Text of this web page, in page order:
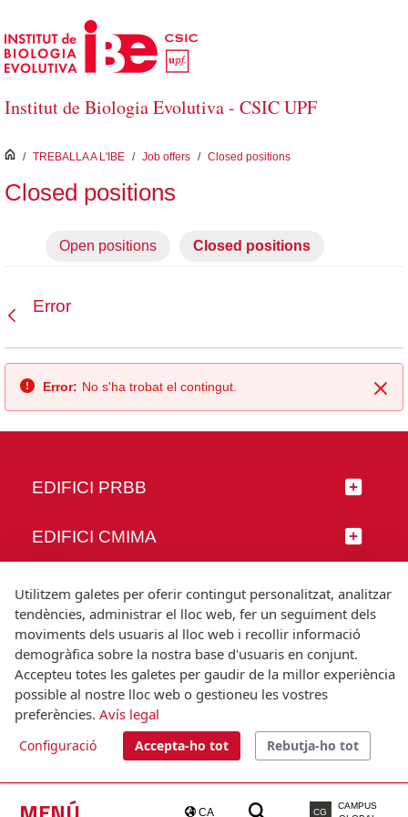
Salta al contingut principal
Institut de Biologia Evolutiva - CSIC UPF
CA CG
CAMPUS
inici
/ TREBALLA A L'IBE / Job offers / Closed positions
Closed positions
Open positions Closed positions
Error
Error: No s'ha trobat el contingut.
EDIFICI PRBB
EDIFICI CMIMA
SEGUEIX-NOS
© Universitat Pompeu Fabra
Barcelona
T.(+34) 93 542 20 00
Utilitzem galetes per oferir contingut personalitzat, analitzar
tendències, administrar el lloc web, fer un seguiment dels
moviments dels usuaris al lloc web i recollir informació
demogràfica sobre la nostra base d'usuaris en conjunt.
Accepteu totes les galetes per gaudir de la millor experiència
possible al nostre lloc web o gestioneu les vostres
preferències. Avís legal
Configuració Accepta-ho tot Rebutja-ho tot